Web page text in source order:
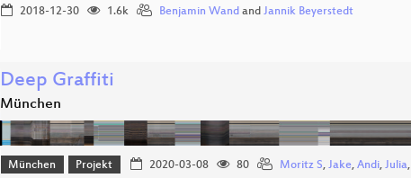
2018-12-30 1.6k Benjamin Wand and Jannik Beyerstedt
Deep Graffiti
München
München Projekt 2020-03-08 80 Moritz S, Jake, Andi, Julia,